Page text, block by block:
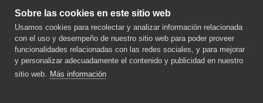
Sobre las cookies en este sitio web
Usamos cookies para recolectar y analizar información relacionada
con el uso y desempeño de nuestro sitio web para poder proveer
funcionalidades relacionadas con las redes sociales, y para mejorar
y personalizar adecuadamente el contenido y publicidad en nuestro
sitio web. Más información